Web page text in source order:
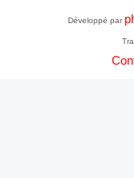
Développé par